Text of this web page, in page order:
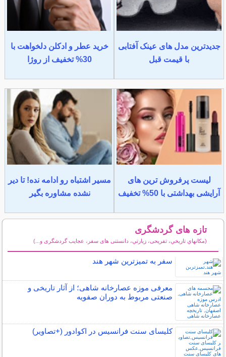
جدیدترین مدل های عینک آفتابی
با قیمت قبل
خرید عطر و ادکلن دلخواهت با
30% تخفیف از روژا
لیست پرفروش ترین های
آرایشی بهداشتی با 50% تخفیف
مسیر اشتباه رو ادامه نده! تا دیر
نشده مشاوره بگیر
تازه های گردشگری
(مكانهاي تاريخي، تفریحی، زيارتي، دانستنی های سفر، عجایب گردشگری و...)
سفر به تمیزترین شهر هند
معرفی موزه عصارخانه شاهی؛ از آثار تاریخی و
صنعتی مربوط به دوران صفویه
کلیسای سنت فرانسیس در اکوادور (+تصاویر)